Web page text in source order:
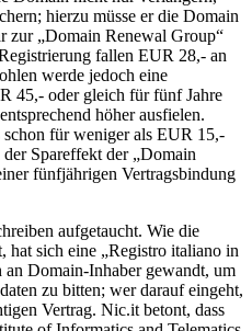
hierzu müsse er die Domain
zur „Domain Renewal Group“
fallen EUR 28,- an
werde jedoch eine
45,- oder gleich für fünf Jahre
höher ausfielen.
für weniger als EUR 15,-
Spareffekt der „Domain
fünfjährigen Vertragsbindung
aufgetaucht. Wie die
sich eine „Registro italiano in
Domain-Inhaber gewandt, um
zu bitten; wer darauf eingeht,
Vertrag. Nic.it betont, dass